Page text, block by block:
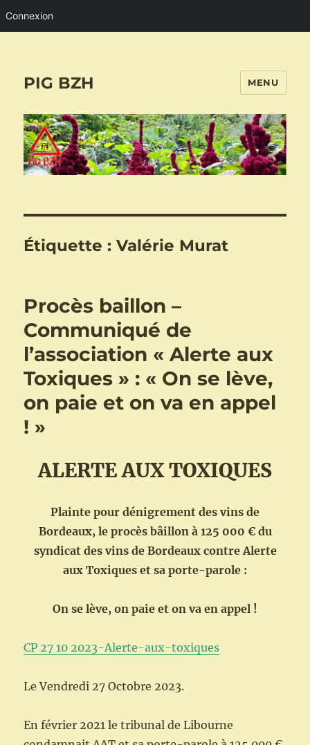
Connexion
PIG BZH MENU
Étiquette :Valérie Murat
Procès baillon –
Communiqué de
l’association « Alerte aux
Toxiques » : « On se lève,
on paie et on va en appel
! »
ALERTE AUX TOXIQUES
Plainte pour dénigrement des vins de
Bordeaux, le procès bâillon à 125 000 € du
syndicat des vins de Bordeaux contre Alerte
aux Toxiques et sa porte-parole :
On se lève, on paie et on va en appel !
CP 27 10 2023-Alerte-aux-toxiques
Le Vendredi 27 Octobre 2023.
En février 2021 le tribunal de Libourne